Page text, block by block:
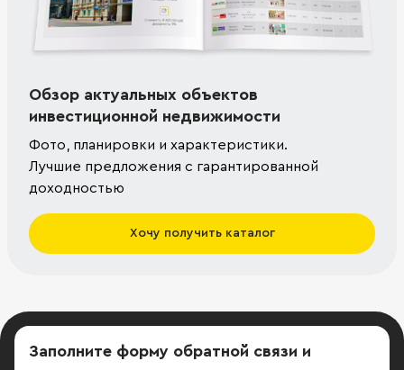
Обзор актуальных объектов
инвестиционной недвижимости
Фото, планировки и характеристики.
Лучшие предложения с гарантированной
доходностью
Хочу получить каталог
Заполните форму обратной связи и